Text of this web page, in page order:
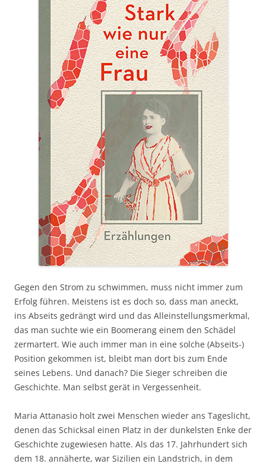
Gegen den Strom zu schwimmen, muss nicht immer zum
Erfolg führen. Meistens ist es doch so, dass man aneckt,
ins Abseits gedrängt wird und das Alleinstellungsmerkmal,
das man suchte wie ein Boomerang einem den Schädel
zermartert. Wie auch immer man in eine solche (Abseits-)
Position gekommen ist, bleibt man dort bis zum Ende
seines Lebens. Und danach? Die Sieger schreiben die
Geschichte. Man selbst gerät in Vergessenheit.
Maria Attanasio holt zwei Menschen wieder ans Tageslicht,
denen das Schicksal einen Platz in der dunkelsten Enke der
Geschichte zugewiesen hatte. Als das 17. Jahrhundert sich
dem 18. annäherte, war Sizilien ein Landstrich, in dem